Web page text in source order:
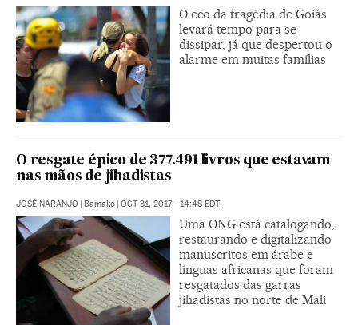
O eco da tragédia de Goiás
levará tempo para se
dissipar, já que despertou o
alarme em muitas famílias
O resgate épico de 377.491 livros que estavam
nas mãos de jihadistas
JOSÉ NARANJO | Bamako | OCT 31, 2017 - 14:48 EDT
Uma ONG está catalogando,
restaurando e digitalizando
manuscritos em árabe e
línguas africanas que foram
resgatados das garras
jihadistas no norte de Mali